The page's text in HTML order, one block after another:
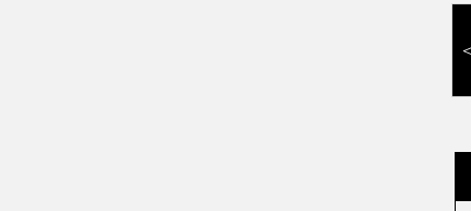
＜